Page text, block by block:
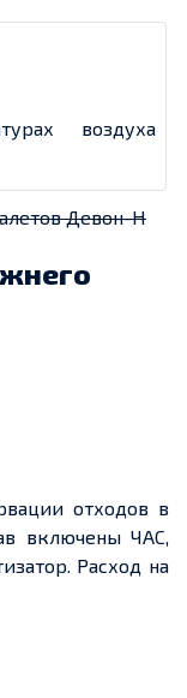
воздуха
Девон-Н
отходов в
включены ЧАС,
Расход на